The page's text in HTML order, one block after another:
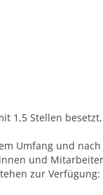
1,5 Stellen
Umfang und
und
zur